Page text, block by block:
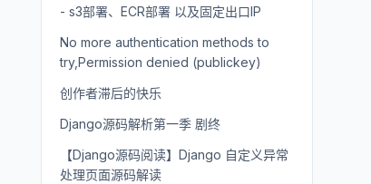
- s3部署、ECR部署 以及固定出口IP
No more authentication methods to
try,Permission denied (publickey)
创作者滞后的快乐
Django源码解析第一季 剧终
【Django源码阅读】Django 自定义异常
处理页面源码解读